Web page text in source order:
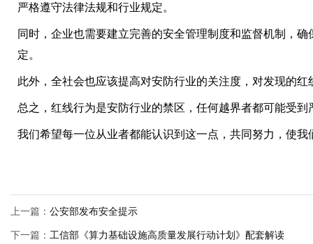
严格遵守法律法规和行业规定。
同时，企业也需要建立完善的安全管理制度和监督机制，
定。
此外，全社会也应该提高对安防行业的关注度，对发现的
总之，红线行为是安防行业的禁区，任何越界者都可能受到
我们希望每一位从业者都能认识到这一点，共同努力，使
上一篇： 公安部发布安全提示
下一篇： 工信部《算力基础设施高质量发展行动计划》配套解读